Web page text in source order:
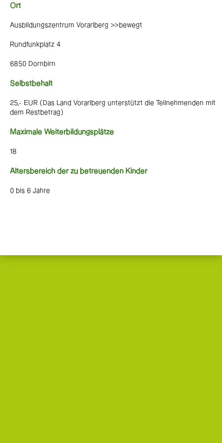
Ort
Ausbildungszentrum Vorarlberg >>bewegt
Rundfunkplatz 4
6850 Dornbirn
Selbstbehalt
25,- EUR (Das Land Vorarlberg unterstützt die Teilnehmenden mit
dem Restbetrag)
Maximale Weiterbildungsplätze
18
Altersbereich der zu betreuenden Kinder
0 bis 6 Jahre